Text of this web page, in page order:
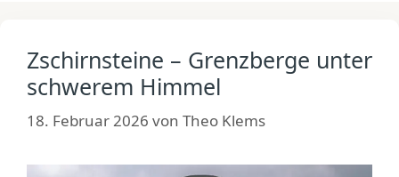
Zschirnsteine – Grenzberge unter
schwerem Himmel
18. Februar 2026 von Theo Klems